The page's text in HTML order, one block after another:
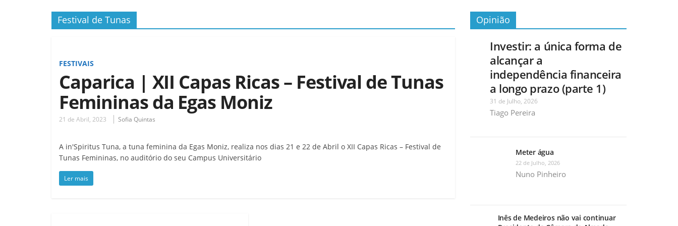
Festival de Tunas
FESTIVAIS
Caparica | XII Capas Ricas – Festival de Tunas
Femininas da Egas Moniz
21 de Abril, 2023 Sofia Quintas
A in'Spiritus Tuna, a tuna feminina da Egas Moniz, realiza nos dias 21 e 22 de Abril o XII Capas Ricas – Festival de
Tunas Femininas, no auditório do seu Campus Universitário
Ler mais
Opinião
Investir: a única forma de
alcançar a
independência financeira
a longo prazo (parte 1)
31 de Julho, 2026
Tiago Pereira
Meter água
22 de Julho, 2026
Nuno Pinheiro
Inês de Medeiros não vai continuar